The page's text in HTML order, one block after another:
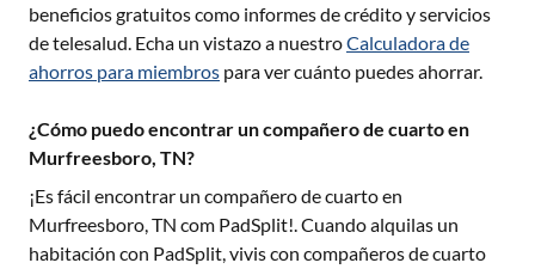
beneficios gratuitos como informes de crédito y servicios
de telesalud. Echa un vistazo a nuestroCalculadora de
ahorros para miembros para ver cuánto puedes ahorrar.
¿Cómo puedo encontrar un compañero de cuarto en
Murfreesboro, TN?
¡Es fácil encontrar un compañero de cuarto en
Murfreesboro, TN com PadSplit!. Cuando alquilas un
habitación con PadSplit, vivis con compañeros de cuarto